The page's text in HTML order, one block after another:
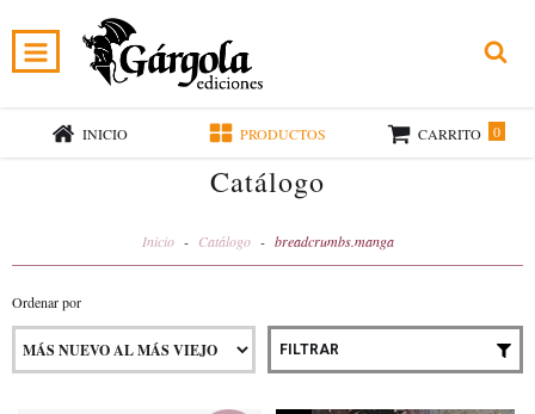
INICIO PRODUCTOS CARRITO 0
Catálogo
Inicio - Catálogo - breadcrumbs.manga
Ordenar por
FILTRAR